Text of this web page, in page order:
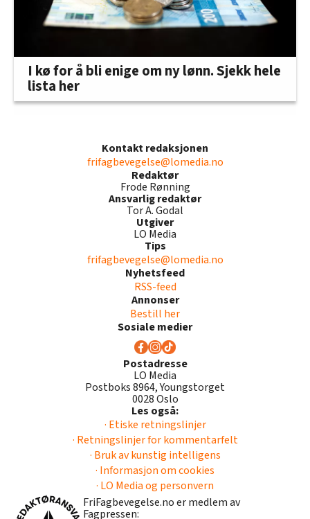
I kø for å bli enige om ny lønn. Sjekk hele
lista her
Kontakt redaksjonen
frifagbevegelse@lomedia.no
Redaktør
Frode Rønning
Ansvarlig redaktør
Tor A. Godal
Utgiver
LO Media
Tips
frifagbevegelse@lomedia.no
Nyhetsfeed
RSS-feed
Annonser
Bestill her
Sosiale medier
Postadresse
LO Media
Postboks 8964, Youngstorget
0028 Oslo
Les også:
· Etiske retningslinjer
· Retningslinjer for kommentarfelt
· Bruk av kunstig intelligens
· Informasjon om cookies
· LO Media og personvern
FriFagbevegelse.no er medlem av
Fagpressen: